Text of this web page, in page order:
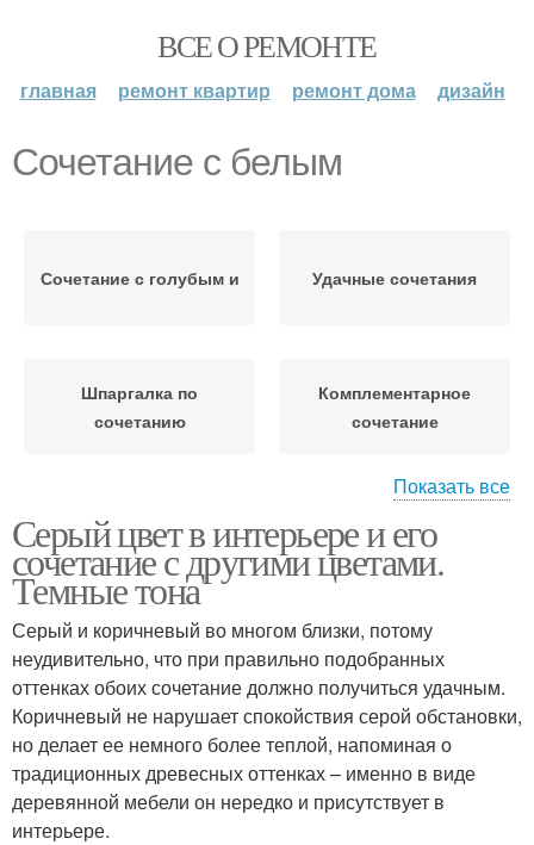
ВСЕ О РЕМОНТЕ
главная ремонт квартир ремонт дома дизайн
Сочетание с белым
Сочетание с голубым и Удачные сочетания
Шпаргалка по
сочетанию
Комплементарное
сочетание
Аналогичное сочетание
Раздельно-
комплиментарное
сочетание
Показать все
Серый цвет в интерьере и его
сочетание с другими цветами.
Темные тона
Серый и коричневый во многом близки, потому
неудивительно, что при правильно подобранных
оттенках обоих сочетание должно получиться удачным.
Коричневый не нарушает спокойствия серой обстановки,
но делает ее немного более теплой, напоминая о
традиционных древесных оттенках – именно в виде
деревянной мебели он нередко и присутствует в
интерьере.